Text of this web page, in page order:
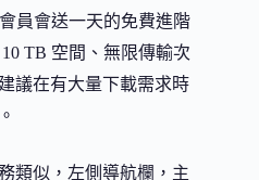
員會送一天的免費進階
TB 空間、無限傳輸次
議在有大量下載需求時
類似，左側導航欄，主